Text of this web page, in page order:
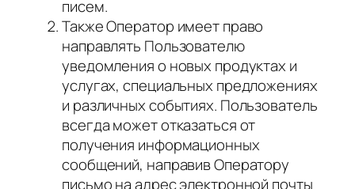
писем.
Также Оператор имеет право
направлять Пользователю
уведомления о новых продуктах и
услугах, специальных предложениях
и различных событиях. Пользователь
всегда может отказаться от
получения информационных
сообщений, направив Оператору
письмо на адрес электронной почты